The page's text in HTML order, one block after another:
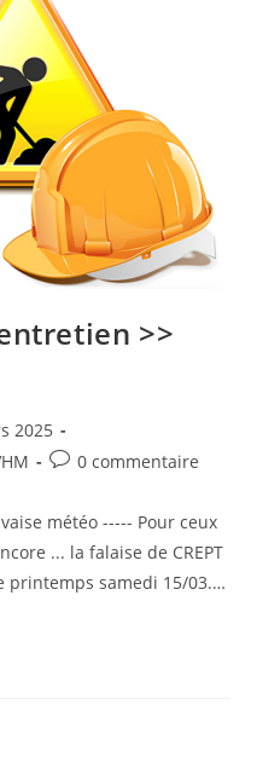
>>
2025
0 commentaire
météo ----- Pour ceux
... la falaise de CREPT
printemps samedi 15/03.…